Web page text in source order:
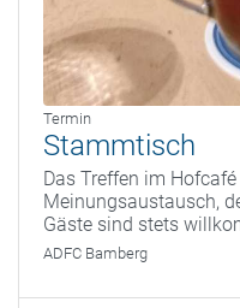
Termin
Stammtisch
Das Treffen im
Meinungsaustausch,
Gäste sind stets
ADFC Bamberg